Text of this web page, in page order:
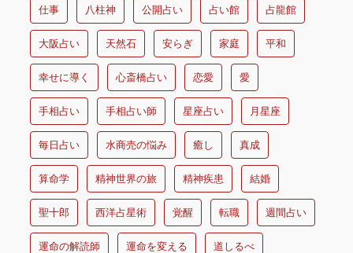
仕事 八柱神 公開占い 占い館 占龍館
大阪占い 天然石 安らぎ 家庭 平和
幸せに導く 心斎橋占い 恋愛 愛
手相占い 手相占い師 星座占い 月星座
毎日占い 水商売の悩み 癒し 真成
算命学 精神世界の旅 精神疾患 結婚
聖十郎 西洋占星術 覚醒 転職 週間占い
運命の解読師 運命を変える 道しるべ